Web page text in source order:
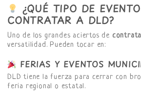
¿QUÉ TIPO DE
CONTRATAR A DLD?
Uno de los grandes aciertos de
versatilidad. Pueden tocar en:
FERIAS Y EVENTOS
DLD tiene la fuerza para cerrar con
feria regional o estatal.